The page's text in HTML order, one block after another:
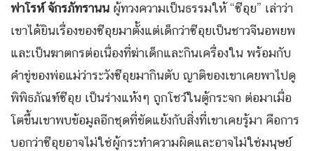
ฟาโรห์ จักรภัทรานน ผู้ทวงความเป็นธรรมให้ “ซีอุย” เล่าว่า
เขาได้ยินเรื่องของซีอุยมาตั้งแต่เด็กว่าซีอุยเป็นชาวจีนอพยพ
และเป็นฆาตกรต่อเนื่องที่ฆ่าเด็กและกินเครื่องใน พร้อมกับ
คำขู่ของพ่อแม่ว่าระวังซีอุยมากินตับ ญาติของเขาเคยพาไปดู
พิพิธภัณฑ์ซีอุย เป็นร่างแห้งๆ ถูกโชว์ในตู้กระจก ต่อมาเมื่อ
โตขึ้นเขาพบข้อมูลอีกชุดที่ขัดแย้งกับสิ่งที่เขาเคยรู้มา คือการ
บอกว่าซีอุยอาจไม่ใช่ผู้กระทำความผิดและอาจไม่ใช่มนุษย์